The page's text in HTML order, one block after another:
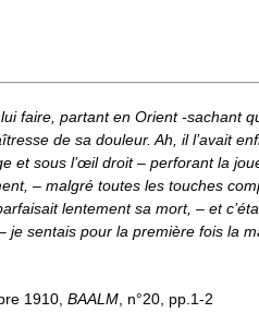
faire, partant en Orient -sachant
de sa douleur. Ah, il l’avait
et sous l’œil droit – perforant la
– malgré toutes les touches
lentement sa mort, – et
sentais pour la première fois la
1910, BAALM , n°20, pp.1-2